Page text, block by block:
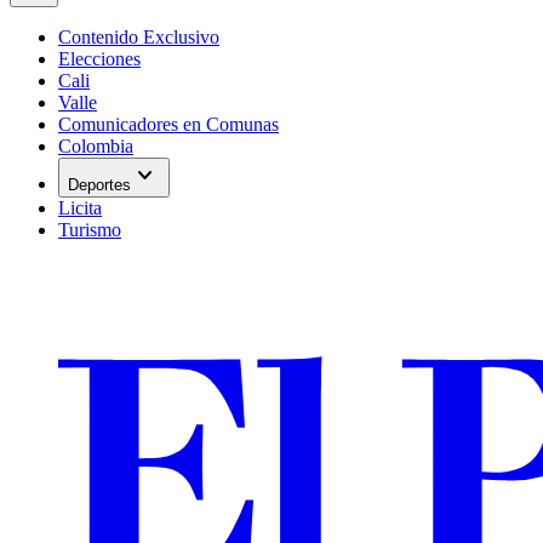
Contenido Exclusivo
Elecciones
Cali
Valle
Comunicadores en Comunas
Colombia
Deportes expand_more
Licita
Turismo